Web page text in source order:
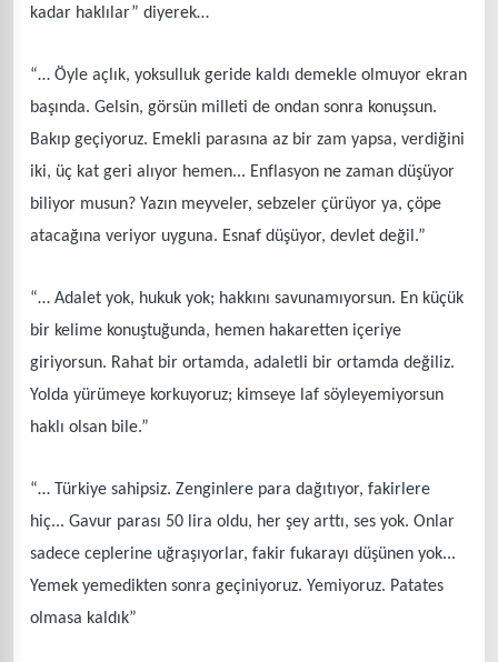
kadar haklılar” diyerek…
“… Öyle açlık, yoksulluk geride kaldı demekle olmuyor ekran
başında. Gelsin, görsün milleti de ondan sonra konuşsun.
Bakıp geçiyoruz. Emekli parasına az bir zam yapsa, verdiğini
iki, üç kat geri alıyor hemen... Enflasyon ne zaman düşüyor
biliyor musun? Yazın meyveler, sebzeler çürüyor ya, çöpe
atacağına veriyor uyguna. Esnaf düşüyor, devlet değil.”
“… Adalet yok, hukuk yok; hakkını savunamıyorsun. En küçük
bir kelime konuştuğunda, hemen hakaretten içeriye
giriyorsun. Rahat bir ortamda, adaletli bir ortamda değiliz.
Yolda yürümeye korkuyoruz; kimseye laf söyleyemiyorsun
haklı olsan bile.”
“… Türkiye sahipsiz. Zenginlere para dağıtıyor, fakirlere
hiç... Gavur parası 50 lira oldu, her şey arttı, ses yok. Onlar
sadece ceplerine uğraşıyorlar, fakir fukarayı düşünen yok...
Yemek yemedikten sonra geçiniyoruz. Yemiyoruz. Patates
olmasa kaldık”